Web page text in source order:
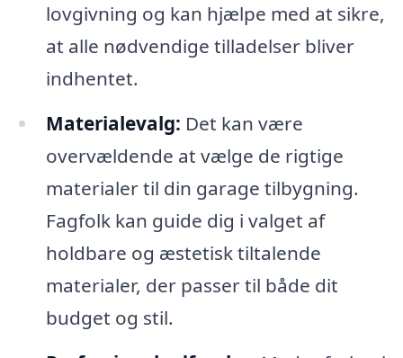
lovgivning og kan hjælpe med at sikre,
at alle nødvendige tilladelser bliver
indhentet.
Materialevalg: Det kan være
overvældende at vælge de rigtige
materialer til din garage tilbygning.
Fagfolk kan guide dig i valget af
holdbare og æstetisk tiltalende
materialer, der passer til både dit
budget og stil.